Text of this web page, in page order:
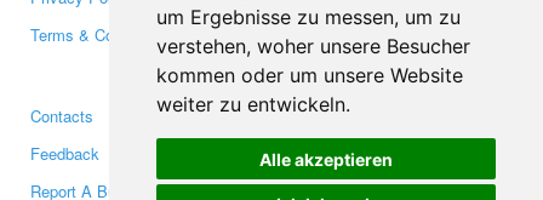
um Ergebnisse zu messen, um zu
verstehen, woher unsere Besucher
kommen oder um unsere Website
weiter zu entwickeln.
Alle akzeptieren
Terms & Conditions
Media
Contacts
Feedback
Report A Bug
Facebook
Twitter
YouTube